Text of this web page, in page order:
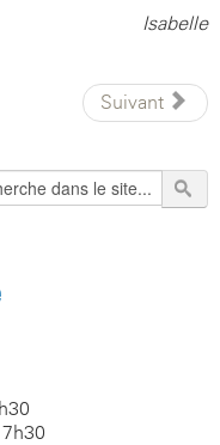
Isabelle
Suivant